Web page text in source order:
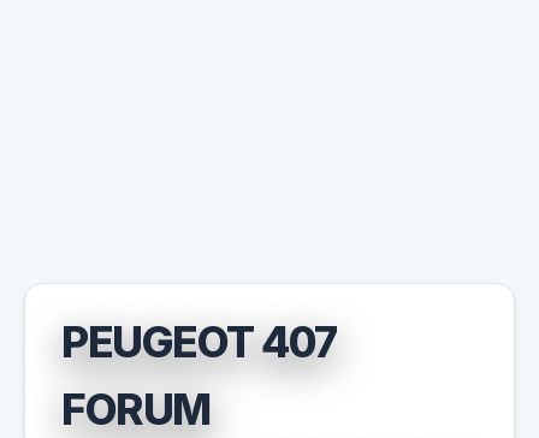
PEUGEOT 407
FORUM